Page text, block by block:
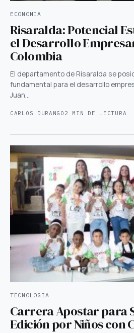
ECONOMIA
Risaralda: Potencial
el Desarrollo
Colombia
El departamento de Risaralda se
fundamental para el desarrollo
Juan…
CARLOS DURANGO 2 MIN DE LECTURA
TECNOLOGIA
Carrera Apostar para
Edición por Niños con